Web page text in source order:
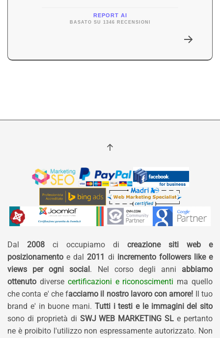
REPORT AI
BASATO SU 1346 RECENSIONI
Dal 2008 ci occupiamo di creazione siti web e
posizionamento e dal 2011 di incremento followers like e
views per ogni social. Nel corso degli anni abbiamo
ottenuto diverse certificazioni e riconoscimenti ma quello
che conta e' che facciamo il nostro lavoro con amore! Il tuo
brand e' in buone mani. Tutti i testi e le immagini del sito
sono di proprietà di SWJ WEB MARKETING SL e pertanto
ne è proibito l'utilizzo non espressamente autorizzato. Non